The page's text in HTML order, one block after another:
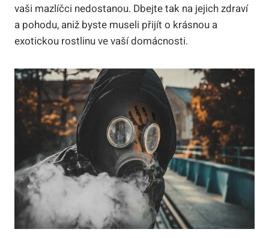
vaši mazlíčci nedostanou. Dbejte tak na jejich zdraví
a pohodu, aniž byste museli přijít o krásnou a
exotickou rostlinu ve vaší domácnosti.